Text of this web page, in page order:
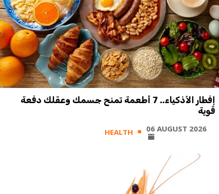
إفطار الأذكياء.. 7 أطعمة تمنح جسمك وعقلك دفعة
قوية
HEALTH 06 AUGUST 2026